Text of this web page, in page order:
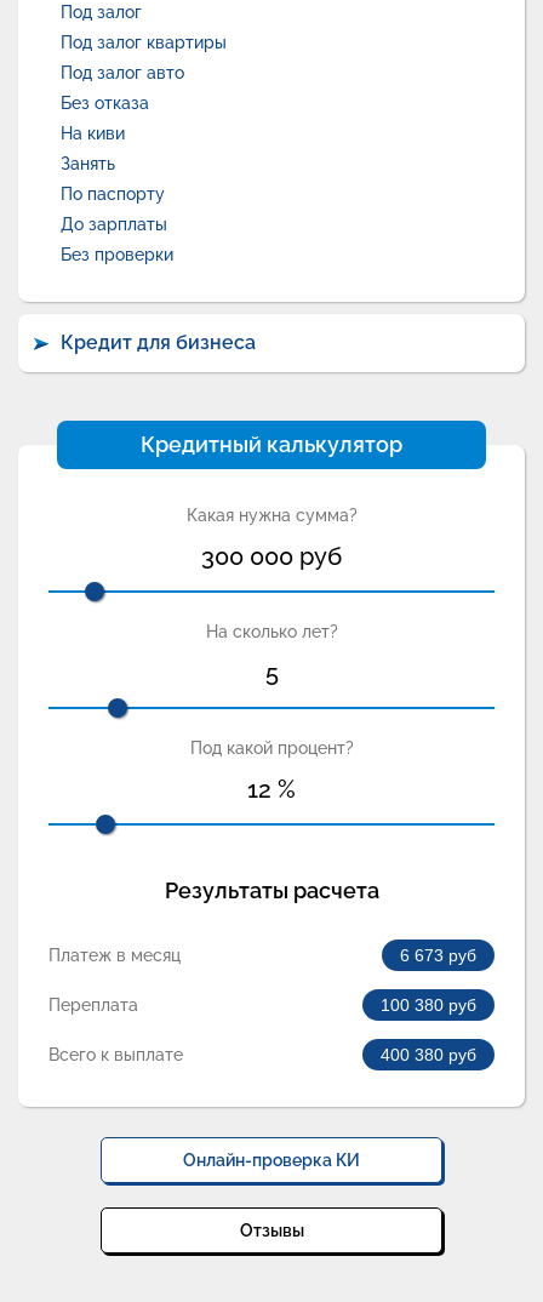
Под залог
Под залог квартиры
Под залог авто
Без отказа
На киви
Занять
По паспорту
До зарплаты
Без проверки
Кредит для бизнеса
Кредитный калькулятор
Какая нужна сумма?
300 000 руб
На сколько лет?
5
Под какой процент?
12 %
Результаты расчета
Платеж в месяц 6 673 руб
Переплата 100 380 руб
Всего к выплате 400 380 руб
Онлайн-проверка КИ
Отзывы